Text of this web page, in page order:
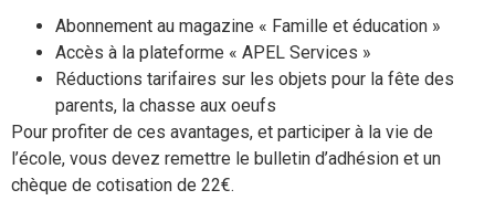
Abonnement au magazine « Famille et éducation »
Accès à la plateforme « APEL Services »
Réductions tarifaires sur les objets pour la fête des
parents, la chasse aux oeufs
Pour profiter de ces avantages, et participer à la vie de
l’école, vous devez remettre le bulletin d’adhésion et un
chèque de cotisation de 22€.